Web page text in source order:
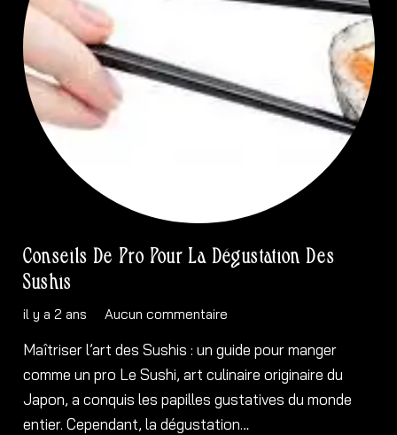
Conseils De Pro Pour La Dégustation Des
Sushis
il y a 2 ans Aucun commentaire
Maîtriser l’art des Sushis : un guide pour manger
comme un pro Le Sushi, art culinaire originaire du
Japon, a conquis les papilles gustatives du monde
entier. Cependant, la dégustation…